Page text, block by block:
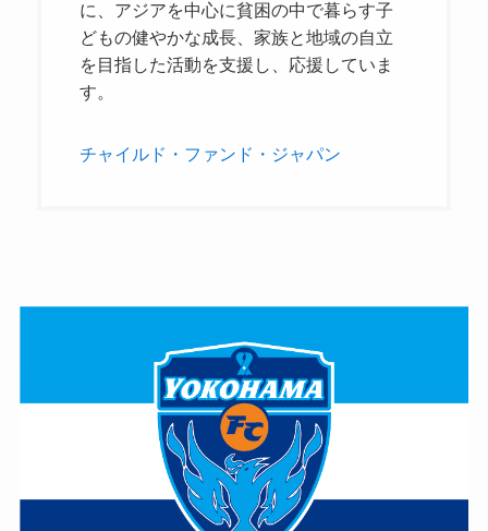
に、アジアを中心に貧困の中で暮らす子
どもの健やかな成長、家族と地域の自立
を目指した活動を支援し、応援していま
す。
チャイルド・ファンド・ジャパン